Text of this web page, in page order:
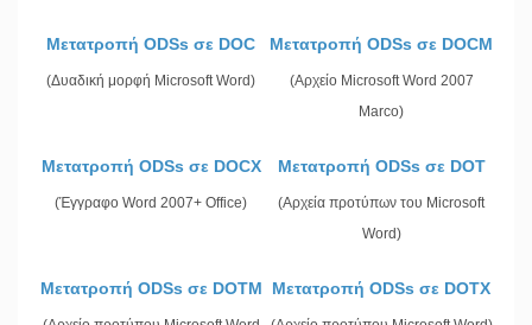
Μετατροπή ODSs σε DOC
(Δυαδική μορφή Microsoft Word)
Μετατροπή ODSs σε DOCM
(Αρχείο Microsoft Word 2007
Marco)
Μετατροπή ODSs σε DOCX
(Έγγραφο Word 2007+ Office)
Μετατροπή ODSs σε DOT
(Αρχεία προτύπων του Microsoft
Word)
Μετατροπή ODSs σε DOTM Μετατροπή ODSs σε DOTX